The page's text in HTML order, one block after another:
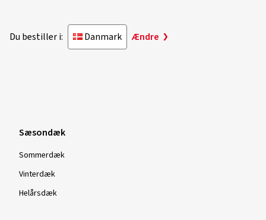
Du bestiller i: Danmark Ændre
Sæsondæk
Sommerdæk
Vinterdæk
Helårsdæk